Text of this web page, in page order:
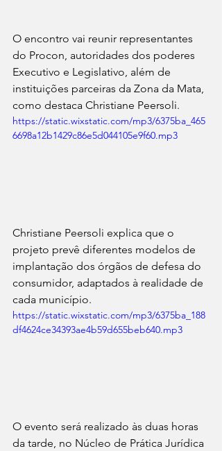
O encontro vai reunir representantes
do Procon, autoridades dos poderes
Executivo e Legislativo, além de
instituições parceiras da Zona da Mata,
como destaca Christiane Peersoli.
https://static.wixstatic.com/mp3/6375ba_465
6698a12b1429c86e5d044105e9f60.mp3
Christiane Peersoli explica que o
projeto prevê diferentes modelos de
implantação dos órgãos de defesa do
consumidor, adaptados à realidade de
cada município.
https://static.wixstatic.com/mp3/6375ba_188
df4624ce34393ae4b59d655beb640.mp3
O evento será realizado às duas horas
da tarde, no Núcleo de Prática Jurídica